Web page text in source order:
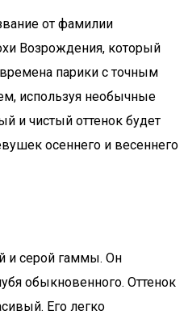
от фамилии
Возрождения, который
парики с точным
используя необычные
и чистый оттенок будет
осеннего и весеннего
и серой гаммы. Он
обыкновенного. Оттенок
Его легко